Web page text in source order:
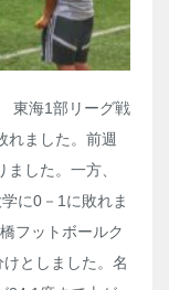
東海1部リーグ戦
れました。前週
した。一方、
に0－1に敗れま
フットボールク
としました。名